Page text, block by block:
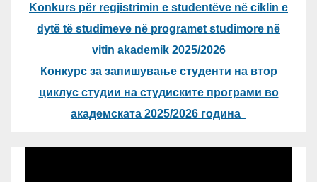
Konkurs për regjistrimin e studentëve në ciklin e
dytë të studimeve në programet studimore në
vitin akademik 2025/2026
Конкурс за запишување студенти на втор
циклус студии на студиските програми во
академската 2025/2026 година